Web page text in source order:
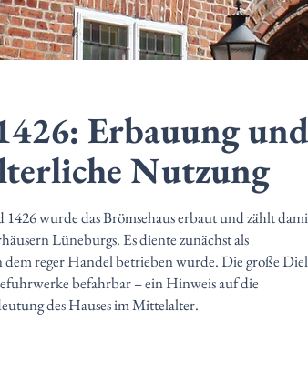
Erbauung und
Nutzung
wurde das Brömsehaus erbaut und zählt
Lüneburgs. Es diente zunächst als
dem reger Handel betrieben wurde. Die große
befahrbar – ein Hinweis auf die
des Hauses im Mittelalter.